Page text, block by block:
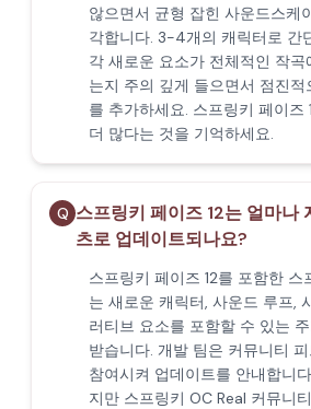
않으면서 균형 잡힌 사운드스케
각합니다. 3-4개의 캐릭터로 간
각 새로운 요소가 전체적인 작곡
는지 주의 깊게 들으면서 점진적
를 추가하세요. 스프링키 페이즈
더 많다는 것을 기억하세요.
Q 스프링키 페이즈 12는 얼마나
츠로 업데이트되나요?
스프링키 페이즈 12를 포함한 스
는 새로운 캐릭터, 사운드 루프,
러티브 요소를 포함할 수 있는
받습니다. 개발 팀은 커뮤니티
참여시켜 업데이트를 안내합니
지만 스프링키 OC Real 커뮤니